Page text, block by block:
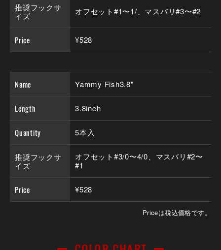
推奨フックサ
イズ オフセット#1〜1/、マスバリ#3〜#2
Price ¥528
Name Yammy Fish3.8"
Length 3.8inch
Quantity 5本入
推奨フックサ
イズ
オフセット#3/0〜4/0、マスバリ#2〜
#1
Price ¥528
Priceは税込価格です。